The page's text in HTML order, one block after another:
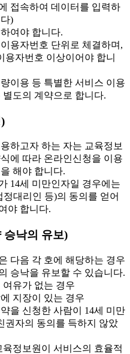
접속하여 데이터를 입력하
)
여야 합니다.
용자번호 단위로 체결하며,
용자번호 이상이어야 합니
이용 등 특별한 서비스 이용
별도의 계약으로 합니다.
하고자 하는 자는 교육정보
에 따라 온라인신청을 이용
해야 합니다.
14세 미만인자일 경우에는
정대리인 등)의 동의를 얻어
야 합니다.
승낙의 유보)
다음 각 호에 해당하는 경우
승낙을 유보할 수 있습니다.
여유가 없는 경우
지장이 있는 경우
을 신청한 사람이 14세 미만
권자의 동의를 득하지 않았
육정보원이 서비스의 효율적